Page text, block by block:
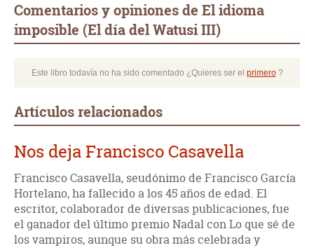
Comentarios y opiniones de El idioma
imposible (El día del Watusi III)
Este libro todavía no ha sido comentado ¿Quieres ser el primero?
Artículos relacionados
Nos deja Francisco Casavella
Francisco Casavella, seudónimo de Francisco García
Hortelano, ha fallecido a los 45 años de edad. El
escritor, colaborador de diversas publicaciones, fue
el ganador del último premio Nadal con Lo que sé de
los vampiros, aunque su obra más celebrada y